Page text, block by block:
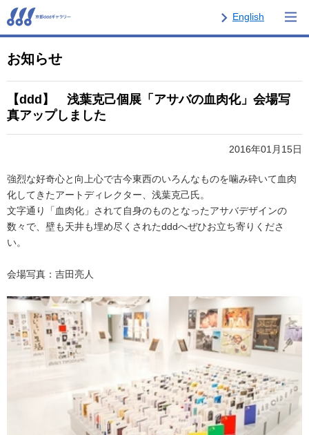
English
お知らせ
【ddd】 浅葉克己個展「アサバの血肉化」会場写
真アップしました
2016年01月15日
強烈な好奇心と向上心で古今東西のいろんなものを噛み砕いて血肉
化してきたアートディレクター、浅葉克己氏。
文字通り「血肉化」されて自身のものとなったアサバデザインの
数々で、壁も天井も埋め尽くされたdddへぜひお立ち寄りくださ
い。
会場写真：吉田亮人